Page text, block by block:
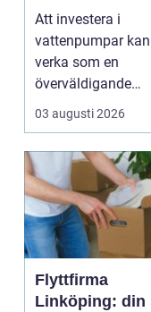
guide till
och effektiva
lösningar
Att investera i
vattenpumpar kan
verka som en
överväldigande
uppgift, speciellt
man bor...
03 augusti 2026
Flyttfirma
Linköping: din